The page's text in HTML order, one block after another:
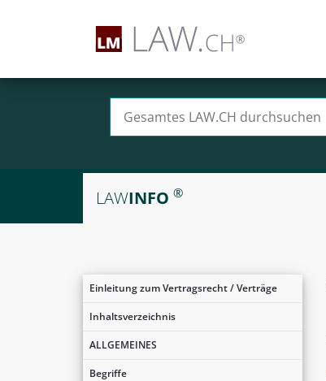
LAWINFO ®
Einleitung zum Vertragsrecht / Verträge
Inhaltsverzeichnis
ALLGEMEINES
Begriffe